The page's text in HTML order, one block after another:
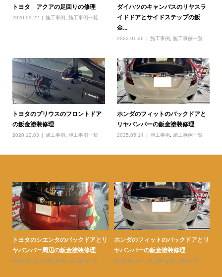
トヨタ アクアの足回りの修理
2020.03.22 施工事例 施工事例一覧
ダイハツのキャンバスのリヤスラ
イドドアとサイドステップの鈑
金...
2022.01.26 施工事例 ,施工事例一覧
トヨタのプリウスのフロントドア
の鈑金塗装修理
2020.12.03 施工事例 施工事例一覧
ホンダのフィットのバックドアと
リヤバンパーの鈑金塗装修理
2025.05.14 施工事例 ,施工事例一覧
トヨタのシエンタのバックドアとリ
ヤバンパー周辺の鈑金塗装修理
2026.01.29 施工事例 施工事例一覧
ホンダのフィットのバックドアとリ
ヤバンパーの鈑金塗装修理
2025.05.14 施工事例 施工事例一覧